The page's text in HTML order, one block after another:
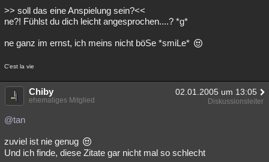
>> soll das eine Anspielung sein?<<
ne?! Fühlst du dich leicht angesprochen....? *g*
ne ganz im ernst, ich meins nicht böSe *smiLe*
C'est la vie
Chiby 02.01.2005 um 13:05
ehemaliges Mitglied Diskussionsleiter
@tan
zuviel ist nie genug
Und ich finde, diese Zitate gar nicht mal so schlecht